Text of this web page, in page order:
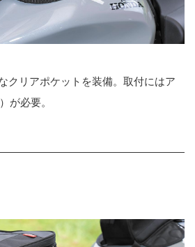
クリアポケットを装備。取付にはア
が必要。